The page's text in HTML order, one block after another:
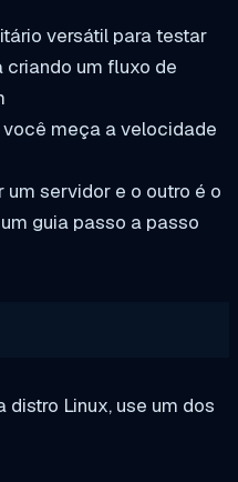
versátil para testar
criando um fluxo de
você meça a velocidade
servidor e o outro é o
guia passo a passo
distro Linux, use um dos